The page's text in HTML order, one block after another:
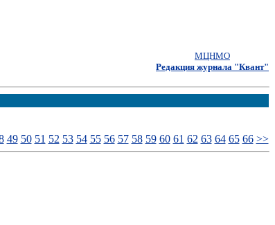
МЦНМО
Редакция журнала "Квант"
49 50 51 52 53 54 55 56 57 58 59 60 61 62 63 64 65 66 >>